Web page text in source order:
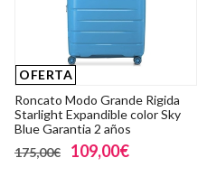
OFERTA
Roncato Modo Grande Rigida
Starlight Expandible color Sky
Blue Garantia 2 años
175,00€
109,00€